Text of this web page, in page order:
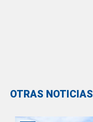
OTRAS NOTICIAS